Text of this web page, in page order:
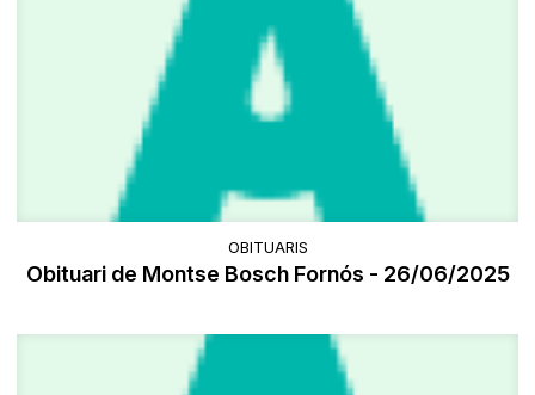
OBITUARIS
Obituari de Montse Bosch Fornós - 26/06/2025